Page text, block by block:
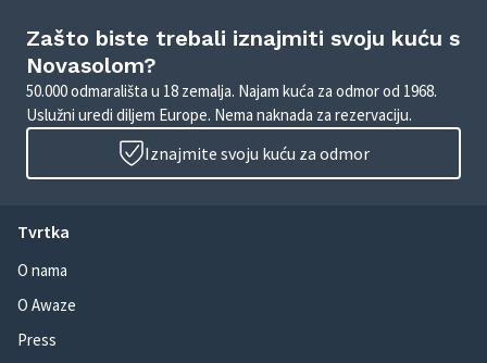
Zašto biste trebali iznajmiti svoju kuću s
Novasolom?
50.000 odmarališta u 18 zemalja. Najam kuća za odmor od 1968.
Uslužni uredi diljem Europe. Nema naknada za rezervaciju.
Iznajmite svoju kuću za odmor
Tvrtka
O nama
O Awaze
Press